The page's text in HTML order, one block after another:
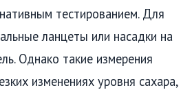
тестированием. Для
ланцеты или насадки на
Однако такие измерения
изменениях уровня сахара,